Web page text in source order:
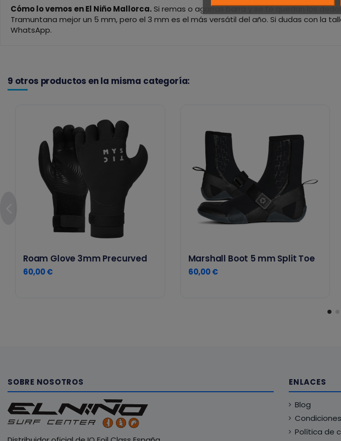
Cómo lo vemos en El Niño Mallorca.Si remas o agarras barra y se te quedan los
Tramuntana mejor un 5 mm, pero el 3 mm es el más versátil del año. Si dudas con la
WhatsApp.
9 otros productos en la misma categoría:
Roam Glove 3mm Precurved
60,00 €
Marshall Boot 5 mm Split Toe
60,00 €
SOBRE NOSOTROS ENLACES
Blog
Política de